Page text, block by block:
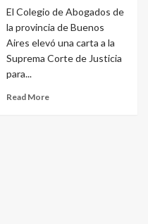
El Colegio de Abogados de
la provincia de Buenos
Aires elevó una carta a la
Suprema Corte de Justicia
para...
Read More